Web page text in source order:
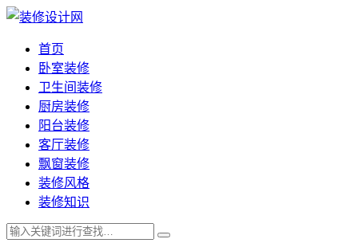
首页
卧室装修
卫生间装修
厨房装修
阳台装修
客厅装修
飘窗装修
装修风格
装修知识